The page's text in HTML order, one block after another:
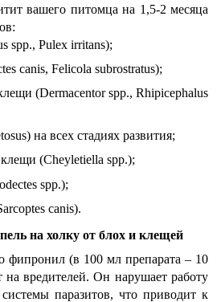
вашего питомца на 1,5-2 месяца
spp., Pulex irritans);
canis, Felicola subrostratus);
(Dermacentor spp., Rhipicephalus
на всех стадиях развития;
(Cheyletiella spp.);
spp.);
canis).
на холку от блох и клещей
фипронил (в 100 мл препарата – 10
на вредителей. Он нарушает работу
паразитов, что приводит к